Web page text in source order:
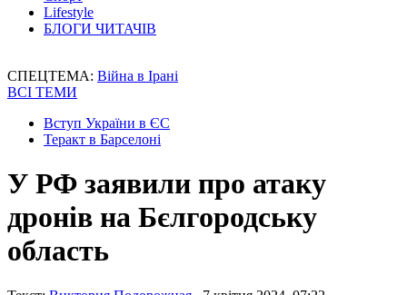
Lifestyle
БЛОГИ ЧИТАЧІВ
СПЕЦТЕМА: Війна в Ірані
ВСІ ТЕМИ
Вступ України в ЄС
Теракт в Барселоні
У РФ заявили про атаку
дронів на Бєлгородську
область